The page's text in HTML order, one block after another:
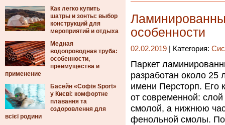
Как легко купить
шатры и зонты: выбор
конструкций для
мероприятий и отдыха
Медная
водопроводная труба:
особенности,
преимущества и
применение
Басейн «Софія Sport»
у Києві: комфортне
плавання та
оздоровлення для
всієї родини
особенности
02.02.2019 | Категория:
Паркет
разработан около 25
имени Персторп. Его
от современной:
смолой, а нижнюю
фенольной смолы.